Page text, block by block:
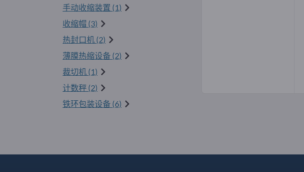
手动收缩装置 (1)
收缩帽 (3)
热封口机 (2)
薄膜热缩设备 (2)
裁切机 (1)
计数秤 (2)
铁环包装设备 (6)